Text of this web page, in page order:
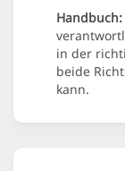
Handbuch:
in der
beide
kann.